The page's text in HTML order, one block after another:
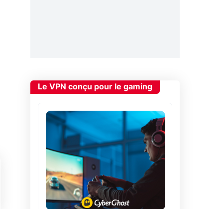
Le VPN conçu pour le gaming